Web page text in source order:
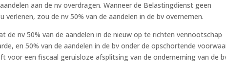
aan de nv overdragen. Wanneer de Belastingdienst geen
zou de nv 50% van de aandelen in de bv overnemen.
nv 50% van de aandelen in de nieuw op te richten vennootschap
en 50% van de aandelen in de bv onder de opschortende
voor een fiscaal geruisloze afsplitsing van de onderneming van de